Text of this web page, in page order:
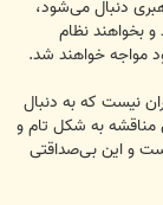
دنبال می‌شود،
بخواهند نظام
مواجه خواهند شد.
نیست که به دنبال
به شکل تام و
و این بی‌صداقتی